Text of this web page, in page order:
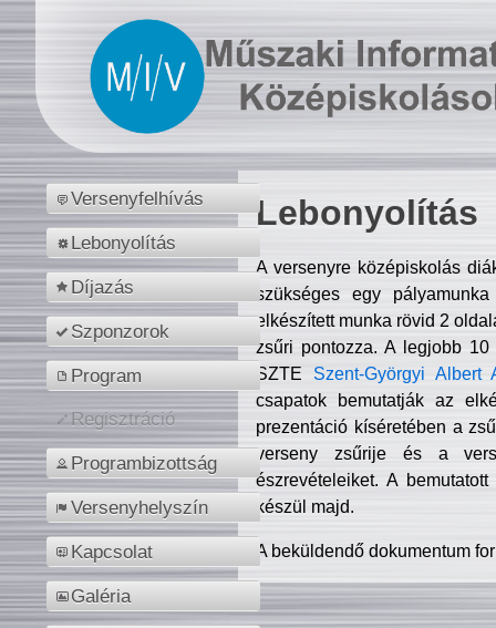
Versenyfelhívás
Lebonyolítás
Díjazás
Szponzorok
Program
Regisztráció
Programbizottság
Versenyhelyszín
Kapcsolat
Galéria
Lebonyolítás
A versenyre középiskolás
szükséges egy
elkészített munka rövid 2
zsűri pontozza. A legjobb
SZTE Szent-Györgyi Albert
csapatok bemutatják az
prezentáció kíséretében a
verseny zsűrije és a
észrevételeiket. A
készül majd.
A beküldendő dokumentum